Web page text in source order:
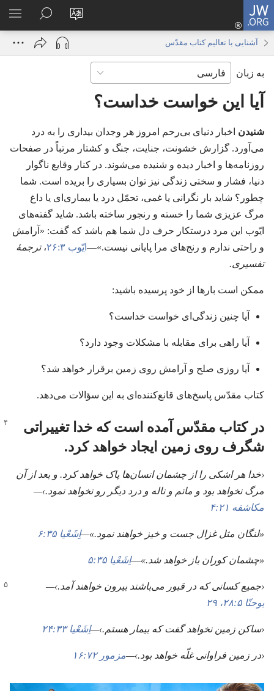
JW.ORG
زبان
سایت
را
ورود
باز
JW.ORG
جستجو
آشنایی با تعالیم کتاب مقدّس
به زبان
آیا این خواست خداست؟‏
شنیدن اخبار دنیای بی‌رحم امروز هر وجدان بیداری را به درد
می‌آورد.‏ گزارش خشونت،‏ جنایت،‏ جنگ و کشتار مرتباً در صفحات
روزنامه‌ها و اخبار دیده و شنیده می‌شوند.‏ در کنار وقایع ناگوار
دنیا،‏ فشار و سختی زندگی نیز توان بسیاری را بریده است.‏ شما
چطور؟‏ شاید بار نگرانی یا غمی،‏ تحمّل درد یا بیماری‌ای یا داغ
مرگ عزیزی شما را خسته و رنجور ساخته باشد.‏ شاید گفته‌های
ایّوب این مرد درستکار حرف دل شما هم باشد که گفت:‏ «آرامش
و راحتی ندارم و رنج‌های مرا پایانی نیست.‏»—‏ایّوب ۳:‏۲۶ ‏،‏ترجمهٔ
تفسیری.‏
ممکن است بارها از خود پرسیده باشید:‏
آیا چنین زندگی‌ای خواست خداست؟‏
آیا راهی برای مقابله با مشکلات وجود دارد؟‏
آیا روزی صلح و آرامش روی زمین برقرار خواهد شد؟‏
کتاب مقدّس پاسخ‌های قانع‌کننده‌ای به این سؤالات می‌دهد.‏
در کتاب مقدّس آمده است که خدا تغییراتی
شگرف روی زمین ایجاد خواهد کرد.‏
‏‹خدا هر اشکی را از چشمان انسان‌ها پاک خواهد کرد.‏ و بعد از آن
مرگ نخواهد بود و ماتم و ناله و درد دیگر رو نخواهد نمود.‏›—‏
مکاشفه ۲۱:‏۴
‏«لنگان مثل غزال جست و خیز خواهند نمود.‏»—‏اِشَعْیا ۳۵:‏۶
‏«چشمان کوران باز خواهد شد.‏»‏‏—‏اِشَعْیا ۳۵:‏۵
‏‹جمیع کسانی که در قبور می‌باشند بیرون خواهند آمد.‏›—‏
یوحنّا ۵:‏۲۸،‏ ۲۹
‏‹ساکن زمین نخواهد گفت که بیمار هستم.‏›—‏اِشَعْیا ۳۳:‏۲۴
‏‹در زمین فراوانی غلّه خواهد بود.‏›—‏مزمور ۷۲:‏۱۶